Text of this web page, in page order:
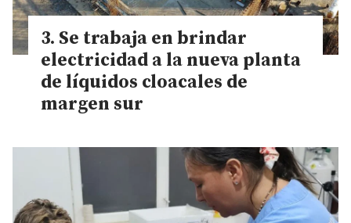
Se trabaja en brindar
electricidad a la nueva planta
de líquidos cloacales de
margen sur